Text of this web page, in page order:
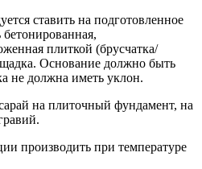
ставить на подготовленное
плиткой (брусчатка/
Основание должно быть
не должна иметь уклон.
на плиточный фундамент, на
производить при температуре